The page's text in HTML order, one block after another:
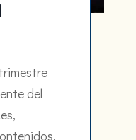
del